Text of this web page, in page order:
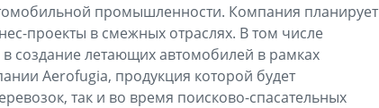
промышленности. Компания планирует
проекты в смежных отраслях. В том числе
создание летающих автомобилей в рамках
Aerofugia, продукция которой будет
так и во время поисково-спасательных